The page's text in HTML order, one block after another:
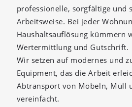
professionelle, sorgfältige und
Arbeitsweise. Bei jeder
Haushaltsauflösung kümmern
Wertermittlung und Gutschrift.
Wir setzen auf modernes und
Equipment, das die Arbeit
Abtransport von Möbeln, Müll
vereinfacht.